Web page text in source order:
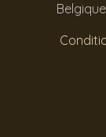
Belgique